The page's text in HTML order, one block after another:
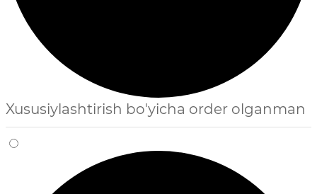
Xususiylashtirish bo'yicha order olganman